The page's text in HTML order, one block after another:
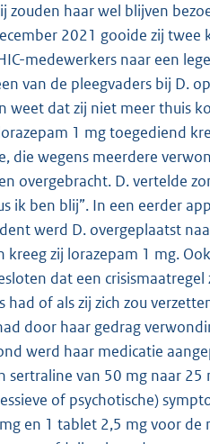
zouden haar wel blijven
2021 gooide zij
medewerkers naar een
van de pleegvaders bij D.
weet dat zij niet meer thuis
1 mg toegediend
die wegens meerdere
overgebracht. D. vertelde
ik ben blij”. In een eerder
werd D. overgeplaatst
zij lorazepam 1 mg.
dat een crisismaatregel
had of als zij zich zou
door haar gedrag
werd haar medicatie
sertraline van 50 mg naar
of psychotische)
en 1 tablet 2,5 mg voor